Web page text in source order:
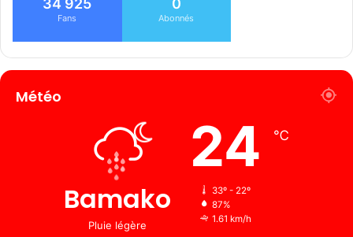
34 925
Fans
0
Abonnés
Météo
Bamako
Pluie légère
24 ℃
33º - 22º
87%
1.61 km/h